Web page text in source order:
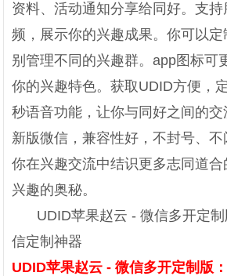
资料、活动通知分享给同好。支
频，展示你的兴趣成果。你可以
别管理不同的兴趣群。app图标可
你的兴趣特色。获取UDID方便，
秒语音功能，让你与同好之间的交
新版微信，兼容性好，不封号、
你在兴趣交流中结识更多志同道
兴趣的奥秘。
UDID苹果赵云 - 微信多开定
信定制神器
UDID苹果赵云 - 微信多开定制版